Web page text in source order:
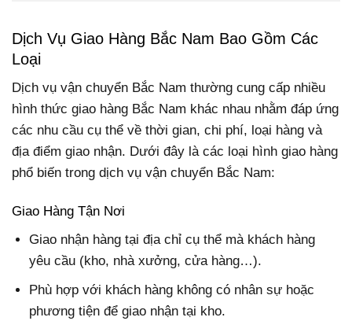
Dịch Vụ Giao Hàng Bắc Nam Bao Gồm Các
Loại
Dịch vụ vận chuyển Bắc Nam thường cung cấp nhiều
hình thức giao hàng Bắc Nam khác nhau nhằm đáp ứng
các nhu cầu cụ thể về thời gian, chi phí, loại hàng và
địa điểm giao nhận. Dưới đây là các loại hình giao hàng
phổ biến trong dịch vụ vận chuyển Bắc Nam:
Giao Hàng Tận Nơi
Giao nhận hàng tại địa chỉ cụ thể mà khách hàng
yêu cầu (kho, nhà xưởng, cửa hàng…).
Phù hợp với khách hàng không có nhân sự hoặc
phương tiện để giao nhận tại kho.